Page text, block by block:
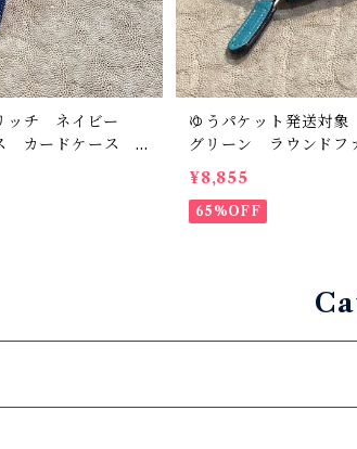
ッチ ネイビー
ス カードケース
ゆうパケット発送対
グリーン ラウンドフ
ケース 小銭入れ 日
¥8,855
65%OFF